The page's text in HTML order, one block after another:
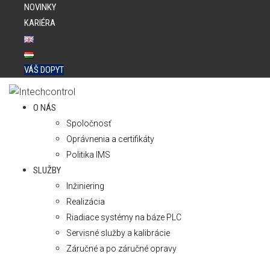
NOVINKY
KARIÉRA
VÁŠ DOPYT
O NÁS
Spoločnosť
Oprávnenia a certifikáty
Politika IMS
SLUŽBY
Inžiniering
Realizácia
Riadiace systémy na báze PLC
Servisné služby a kalibrácie
Záručné a po záručné opravy